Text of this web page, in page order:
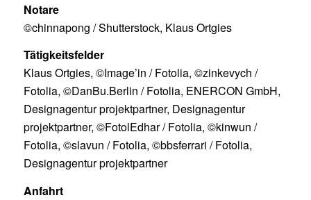
Notare
©chinnapong / Shutterstock, Klaus Ortgies
Tätigkeitsfelder
Klaus Ortgies, ©Image’in / Fotolia, ©zinkevych /
Fotolia, ©DanBu.Berlin / Fotolia, ENERCON GmbH,
Designagentur projektpartner, Designagentur
projektpartner, ©FotolEdhar / Fotolia, ©kinwun /
Fotolia, ©slavun / Fotolia, ©bbsferrari / Fotolia,
Designagentur projektpartner
Anfahrt